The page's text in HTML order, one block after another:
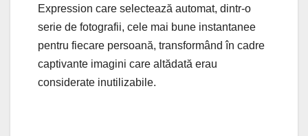
Expression care selectează automat, dintr-o
serie de fotografii, cele mai bune instantanee
pentru fiecare persoană, transformând în cadre
captivante imagini care altădată erau
considerate inutilizabile.